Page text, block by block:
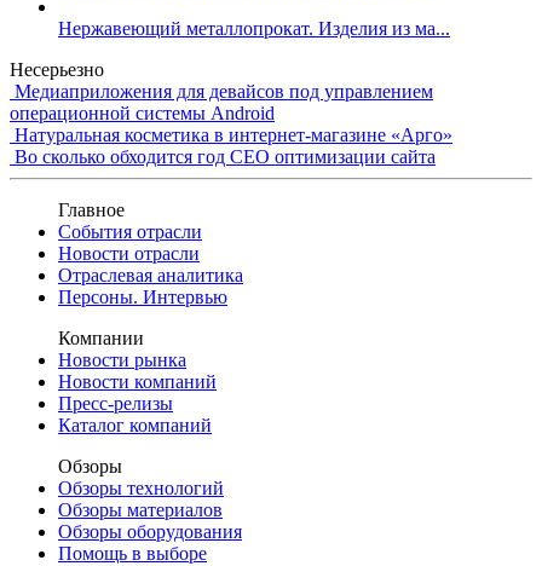
Нержавеющий металлопрокат. Изделия из ма...
Несерьезно
Медиаприложения для девайсов под управлением
операционной системы Android
Натуральная косметика в интернет-магазине «Арго»
Во сколько обходится год СЕО оптимизации сайта
Главное
События отрасли
Новости отрасли
Отраслевая аналитика
Персоны. Интервью
Компании
Новости рынка
Новости компаний
Пресс-релизы
Каталог компаний
Обзоры
Обзоры технологий
Обзоры материалов
Обзоры оборудования
Помощь в выборе